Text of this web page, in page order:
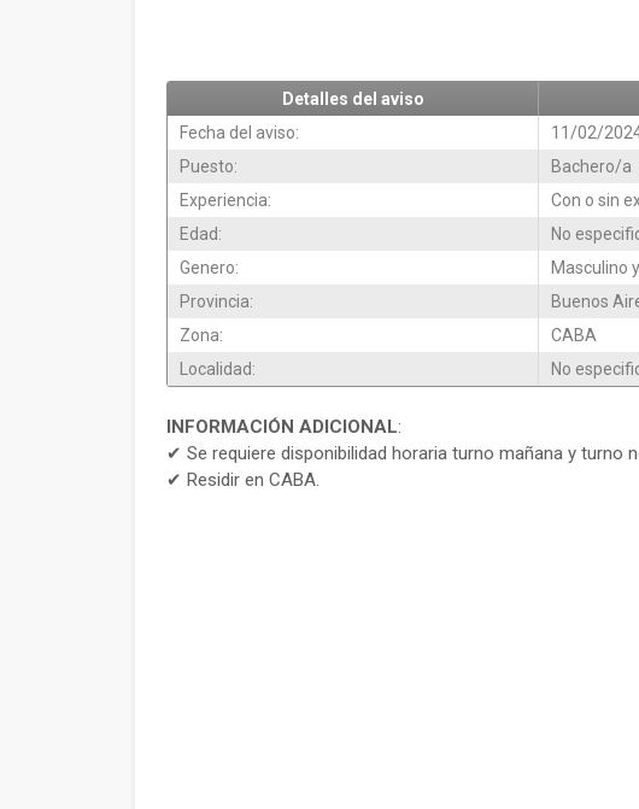
Detalles del aviso
Fecha del aviso:
11/02/
Puesto:
Bachero/a
Experiencia:
Con o sin
Edad:
No
Genero:
Masculino
Provincia:
Buenos
Zona:
CABA
Localidad:
No
INFORMACIÓN ADICIONAL:
✔ Se requiere disponibilidad horaria turno mañana y turno
✔ Residir en CABA.